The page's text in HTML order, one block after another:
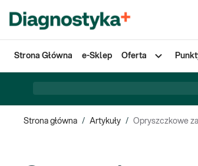
Strona Główna e-Sklep Oferta
Strona główna / Artykuły / Opryszczkowe